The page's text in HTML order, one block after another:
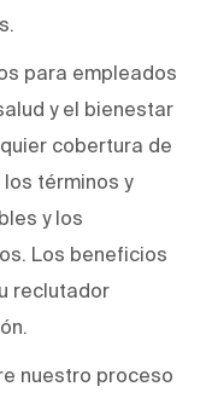
para empleados
y el bienestar
cobertura de
términos y
y los
Los beneficios
reclutador
nuestro proceso